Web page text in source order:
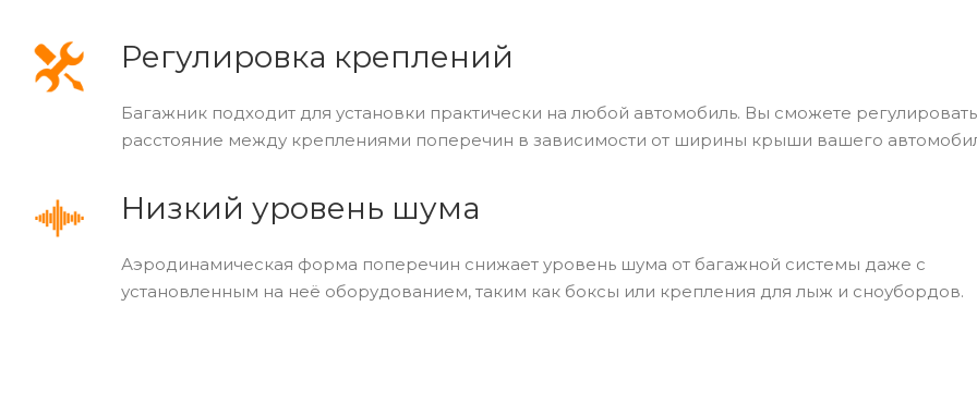
Регулировка креплений
Багажник подходит для установки практически на любой автомобиль. Вы сможете регулировать
расстояние между креплениями поперечин в зависимости от ширины крыши вашего
Низкий уровень шума
Аэродинамическая форма поперечин снижает уровень шума от багажной системы даже с
установленным на неё оборудованием, таким как боксы или крепления для лыж и сноубордов.